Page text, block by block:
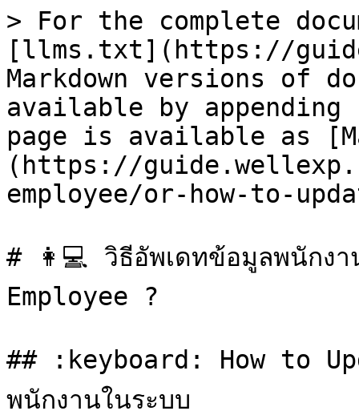
> For the complete
[llms.txt](https://
Markdown versions of
available by
page is available as
(https://
employee/or-how-to-
# 👩💻 วิธีอัพเดทข้อมูลพนัก
Employee ?
## :keyboard: How to
พนักงานในระบบ